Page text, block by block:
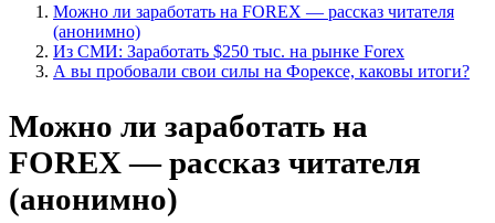
Можно ли заработать на FOREX — рассказ читателя
(анонимно)
Из СМИ: Заработать $250 тыс. на рынке Forex
А вы пробовали свои силы на Форексе, каковы итоги?
Можно ли заработать на
FOREX — рассказ читателя
(анонимно)